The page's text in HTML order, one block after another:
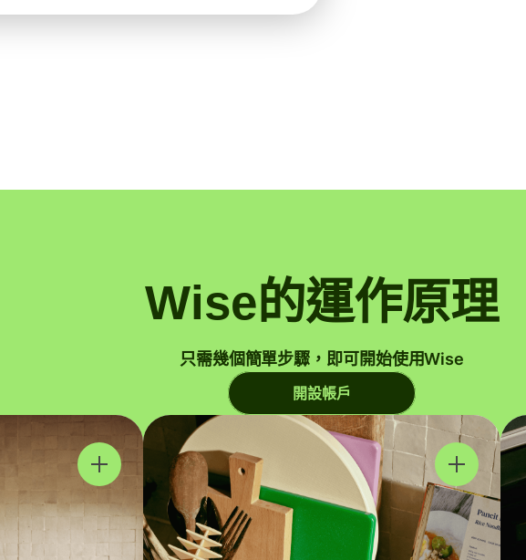
Wise的運作原理
只需幾個簡單步驟，即可開始使用Wise
開設帳戶